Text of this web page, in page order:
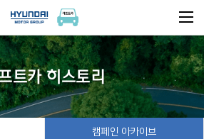
트카 히스토리
캠페인 아카이브